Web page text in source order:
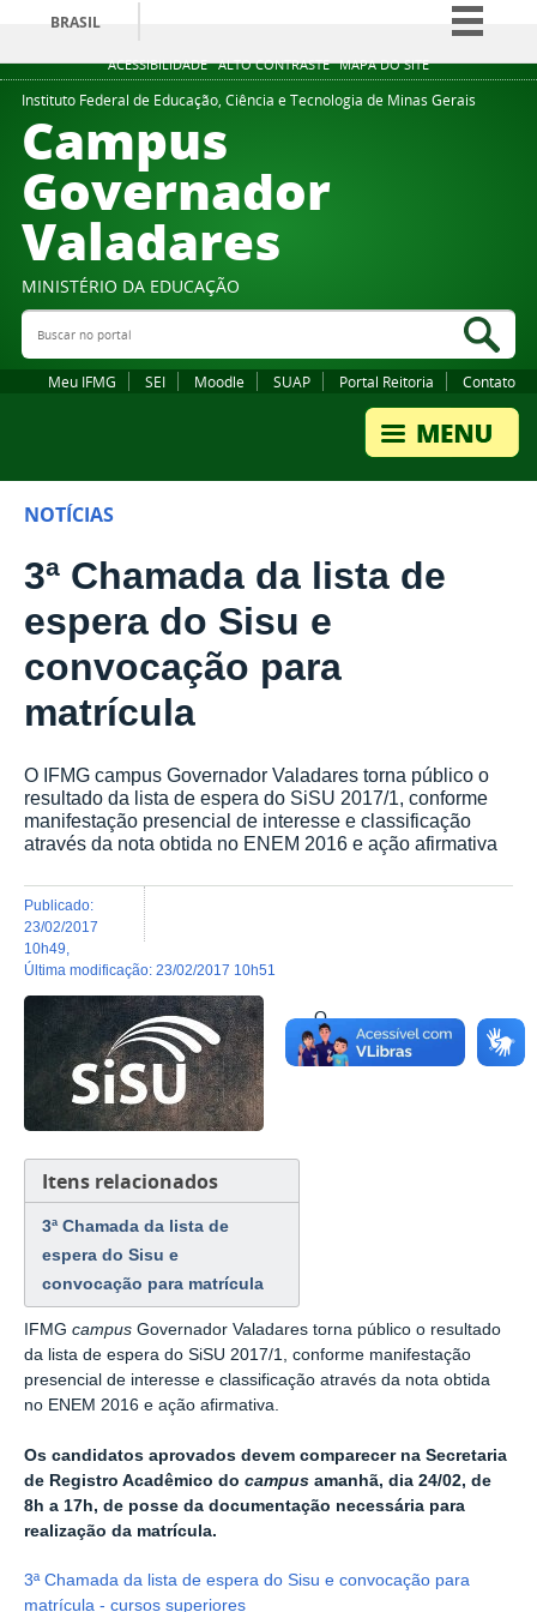
ACESSIBILIDADE ALTO CONTRASTE MAPA DO SITE
BRASIL
Simplifique!
Comunica BR
Instituto Federal de Educação, Ciência e Tecnologia de Minas Gerais
Campus
Governador
Valadares
MINISTÉRIO DA EDUCAÇÃO
Buscar no portal
Meu IFMG SEI Moodle SUAP Portal Reitoria Contato
NOTÍCIAS
3ª Chamada da lista de
espera do Sisu e
convocação para
matrícula
O IFMG campus Governador Valadares torna público o
resultado da lista de espera do SiSU 2017/1, conforme
manifestação presencial de interesse e classificação
através da nota obtida no ENEM 2016 e ação afirmativa
publicado:
23/02/2017
10h49
última modificação: 23/02/2017 10h51
Itens relacionados
3ª Chamada da lista de
espera do Sisu e
convocação para matrícula
O
IFMG campus Governador Valadares torna público o resultado
da lista de espera do SiSU 2017/1, conforme manifestação
presencial de interesse e classificação através da nota obtida
no ENEM 2016 e ação afirmativa.
Os candidatos aprovados devem comparecer na Secretaria
de Registro Acadêmico do campus amanhã, dia 24/02, de
8h a 17h, de posse da documentação necessária para
realização da matrícula.
3ª Chamada da lista de espera do Sisu e convocação para
matrícula - cursos superiores